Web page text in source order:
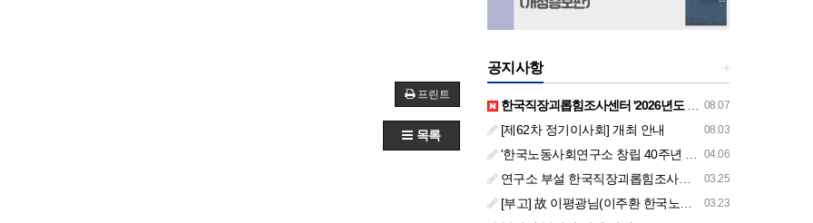
프린트
목록
+
공지사항
08.07
한국직장괴롭힘조사센터 '2026년도 하반기 주요 사업 안내' (교육/컨설팅)
08.03
[제62차 정기이사회] 개최 안내
04.06
'한국노동사회연구소 창립 40주년 기념 행사 안내'
03.25
연구소 부설 한국직장괴롭힘조사센터 '2026년도 주요 사업 안내' (교육/컨설팅)
03.23
[부고] 故 이평광님(이주환 한국노동사회연구소 부소장 부친상)